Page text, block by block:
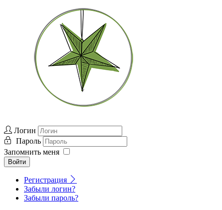
Логин
Пароль
Запомнить меня
Войти
Регистрация
Забыли логин?
Забыли пароль?